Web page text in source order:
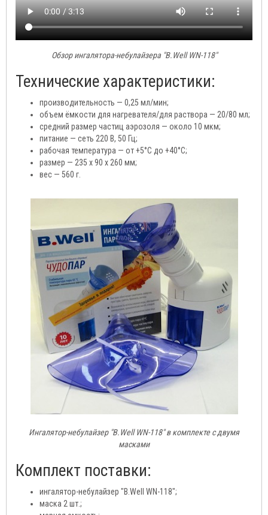
Обзор ингалятора-небулайзера "B.Well WN-118"
Технические характеристики:
производительность — 0,25 мл/мин;
объем ёмкости для нагревателя/для раствора — 20/80 мл;
средний размер частиц аэрозоля — около 10 мкм;
питание — сеть 220 В, 50 Гц;
рабочая температура — от +5°С до +40°С;
размер — 235 х 90 х 260 мм;
вес — 560 г.
Ингалятор-небулайзер "B.Well WN-118" в комплекте с двумя
масками
Комплект поставки:
ингалятор-небулайзер "B.Well WN-118";
маска 2 шт.;